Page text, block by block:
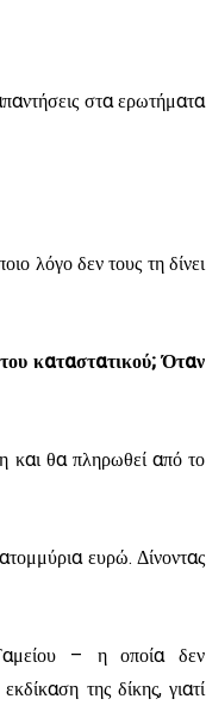
στα ερωτήματα
λόγο δεν τους τη δίνει
καταστατικού; Όταν
και θα πληρωθεί από το
ευρώ. Δίνοντας
– η οποία δεν
της δίκης, γιατί